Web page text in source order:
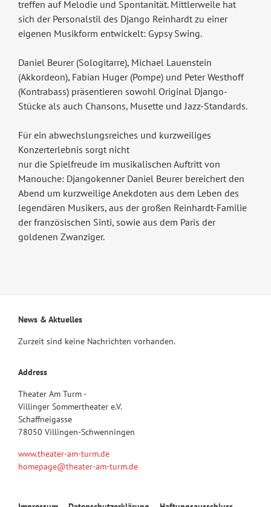
treffen auf Melodie und Spontanität. Mittlerweile hat
sich der Personalstil des Django Reinhardt zu einer
eigenen Musikform entwickelt: Gypsy Swing.
Daniel Beurer (Sologitarre), Michael Lauenstein
(Akkordeon), Fabian Huger (Pompe) und Peter Westhoff
(Kontrabass) präsentieren sowohl Original Django-
Stücke als auch Chansons, Musette und Jazz-Standards.
Für ein abwechslungsreiches und kurzweiliges
Konzerterlebnis sorgt nicht
nur die Spielfreude im musikalischen Auftritt von
Manouche: Djangokenner Daniel Beurer bereichert den
Abend um kurzweilige Anekdoten aus dem Leben des
legendären Musikers, aus der großen Reinhardt-Familie
der französischen Sinti, sowie aus dem Paris der
goldenen Zwanziger.
News & Aktuelles
Zurzeit sind keine Nachrichten vorhanden.
Address
Theater Am Turm -
Villinger Sommertheater e.V.
Schaffneigasse
78050 Villingen-Schwenningen
www.theater-am-turm.de
homepage@theater-am-turm.de